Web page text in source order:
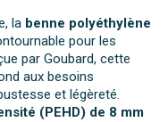
la benne polyéthylène
pour les
par Goubard, cette
aux besoins
et légèreté.
(PEHD) de 8 mm